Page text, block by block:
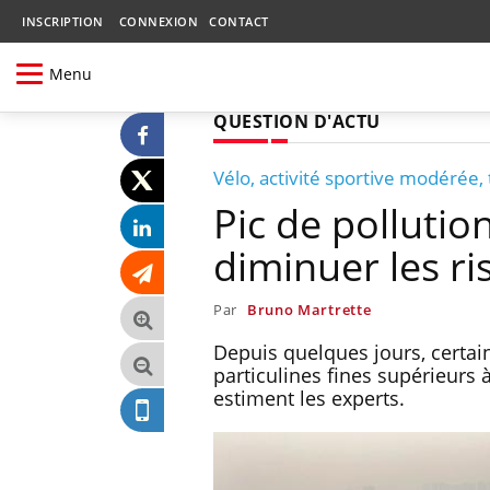
INSCRIPTION CONNEXION CONTACT
Menu
QUESTION D'ACTU
Vélo, activité sportive
Pic de
diminuer les
Par Bruno Martrette
Depuis quelques jours,
particulines fines supérieurs
estiment les experts.